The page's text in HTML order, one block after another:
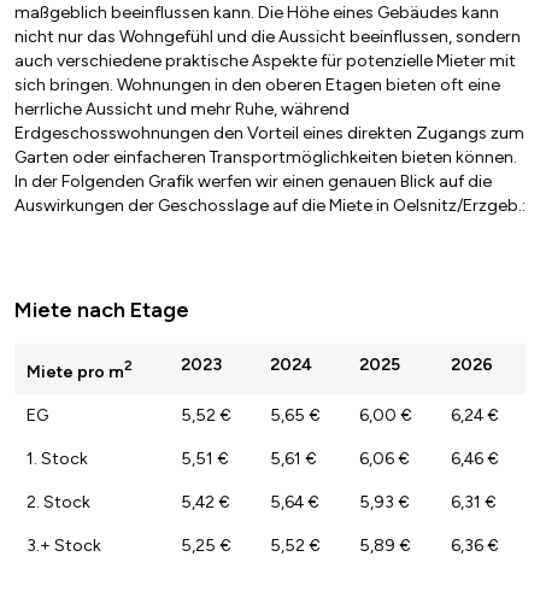
maßgeblich beeinflussen kann. Die Höhe eines Gebäudes kann
nicht nur das Wohngefühl und die Aussicht beeinflussen, sondern
auch verschiedene praktische Aspekte für potenzielle Mieter mit
sich bringen. Wohnungen in den oberen Etagen bieten oft eine
herrliche Aussicht und mehr Ruhe, während
Erdgeschosswohnungen den Vorteil eines direkten Zugangs zum
Garten oder einfacheren Transportmöglichkeiten bieten können.
In der Folgenden Grafik werfen wir einen genauen Blick auf die
Auswirkungen der Geschosslage auf die Miete in Oelsnitz/Erzgeb.:
Miete nach Etage
Miete pro m2 2023 2024 2025 2026
EG 5,52 € 5,65 € 6,00 € 6,24 €
1. Stock 5,51 € 5,61 € 6,06 € 6,46 €
2. Stock 5,42 € 5,64 € 5,93 € 6,31 €
3.+ Stock 5,25 € 5,52 € 5,89 € 6,36 €